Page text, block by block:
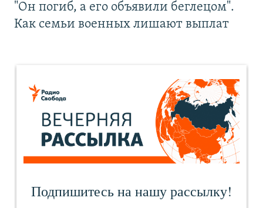
"Он погиб, а его объявили беглецом".
Как семьи военных лишают выплат